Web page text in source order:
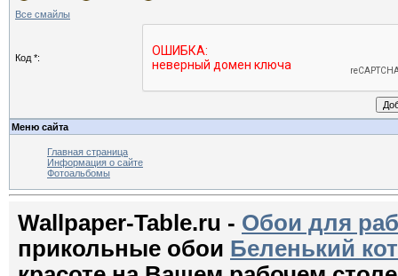
Все смайлы
Код *:
Меню сайта
Главная страница
Информация о сайте
Фотоальбомы
Wallpaper-Table.ru - Обои для
прикольные обои Беленький